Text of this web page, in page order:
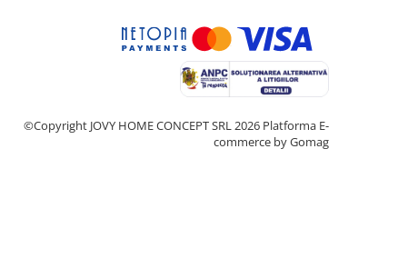
©Copyright JOVY HOME CONCEPT SRL 2026 Platforma E-
commerce by Gomag